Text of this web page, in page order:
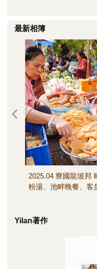
最新相簿
2025.04 寮國龍坡邦
粉湯、池畔晚餐、客
Yilan著作